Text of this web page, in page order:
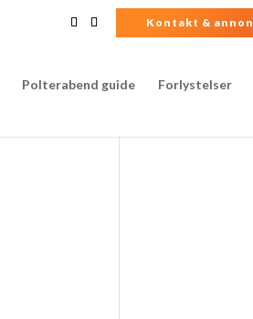
Kontakt &
Polterabend guide Forlystelser